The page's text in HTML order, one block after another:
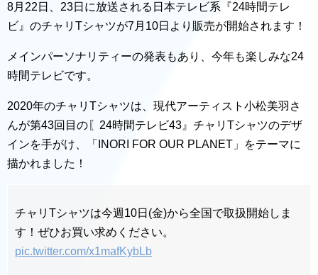
8月22日、23日に放送される日本テレビ系『24時間テレ
ビ』のチャリTシャツが7月10日より販売が開始されます！
メインパーソナリティーの発表もあり、今年も楽しみな24
時間テレビです。
2020年のチャリTシャツは、現代アーティスト小松美羽さ
んが第43回目の〖24時間テレビ43』チャリTシャツのデザ
インを手がけ、「INORI FOR OUR PLANET」をテーマに
描かれました！
チャリTシャツは今週10日(金)から全国で取扱開始しま
す！ぜひお買い求めください。
pic.twitter.com/x1mafKybLb